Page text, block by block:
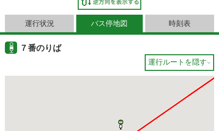
運行状況 バス停地図 時刻表
７番のりば
運行ルートを隠す